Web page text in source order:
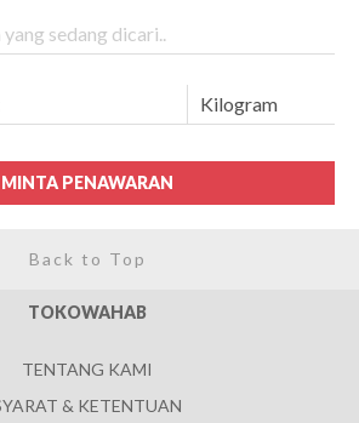
MINTA PENAWARAN
Back to Top
TOKOWAHAB
TENTANG KAMI
& KETENTUAN